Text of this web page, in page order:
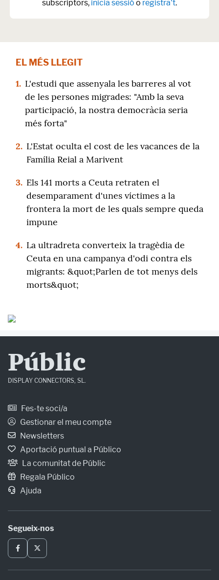
subscriptors, inicia sessió o registra't.
EL MÉS LLEGIT
1. L'estudi que assenyala les barreres al vot
de les persones migrades: "Amb la seva
participació, la nostra democràcia seria
més forta"
2. L'Estat oculta el cost de les vacances de la
Família Reial a Marivent
3. Els 141 morts a Ceuta retraten el
desemparament d'unes víctimes a la
frontera la mort de les quals sempre queda
impune
4. La ultradreta converteix la tragèdia de
Ceuta en una campanya d'odi contra els
migrants: &quot;Parlen de tot menys dels
morts&quot;
Públic
DISPLAY CONNECTORS, SL.
Fes-te soci/a
Gestionar el meu compte
Newsletters
Aportació puntual a Público
La comunitat de Públic
Regala Público
Ajuda
Segueix-nos